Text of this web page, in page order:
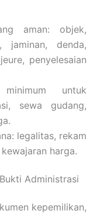
aman: objek,
jaminan, denda,
penyelesaian
untuk
sewa gudang,
legalitas, rekam
harga.
Administrasi
kepemilikan,